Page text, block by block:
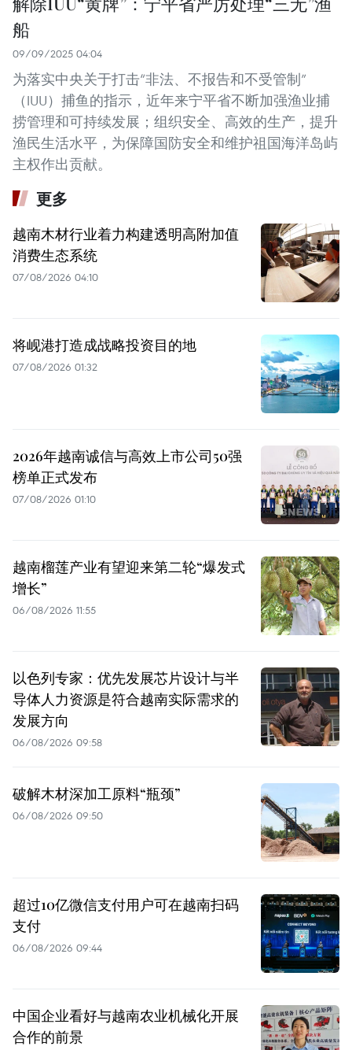
船
09/09/2025 04:04
为落实中央关于打击“非法、不报告和不受管制”
（IUU）捕鱼的指示，近年来宁平省不断加强渔业捕
捞管理和可持续发展；组织安全、高效的生产，提升
渔民生活水平，为保障国防安全和维护祖国海洋岛屿
主权作出贡献。
更多
越南木材行业着力构建透明高附加值
消费生态系统
07/08/2026 04:10
将岘港打造成战略投资目的地
07/08/2026 01:32
2026年越南诚信与高效上市公司50强
榜单正式发布
07/08/2026 01:10
越南榴莲产业有望迎来第二轮“爆发式
增长”
06/08/2026 11:55
以色列专家：优先发展芯片设计与半
导体人力资源是符合越南实际需求的
发展方向
06/08/2026 09:58
破解木材深加工原料“瓶颈”
06/08/2026 09:50
超过10亿微信支付用户可在越南扫码
支付
06/08/2026 09:44
中国企业看好与越南农业机械化开展
合作的前景